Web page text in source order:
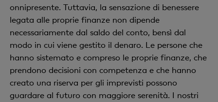
onnipresente. Tuttavia, la sensazione di benessere
legata alle proprie finanze non dipende
necessariamente dal saldo del conto, bensì dal
modo in cui viene gestito il denaro. Le persone che
hanno sistemato e compreso le proprie finanze, che
prendono decisioni con competenza e che hanno
creato una riserva per gli imprevisti possono
guardare al futuro con maggiore serenità. I nostri